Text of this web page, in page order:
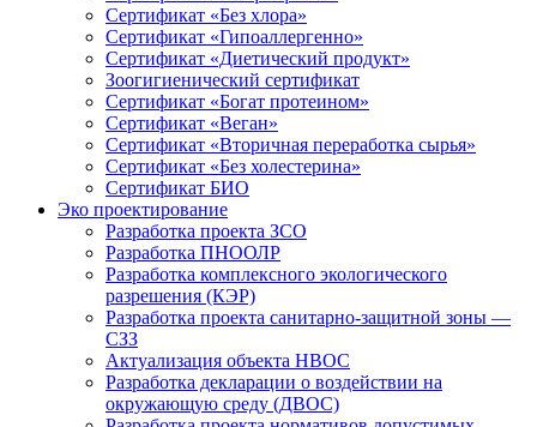
Сертификат «Без хлора»
Сертификат «Гипоаллергенно»
Сертификат «Диетический продукт»
Зоогигиенический сертификат
Сертификат «Богат протеином»
Сертификат «Веган»
Сертификат «Вторичная переработка сырья»
Сертификат «Без холестерина»
Сертификат БИО
Эко проектирование
Разработка проекта ЗСО
Разработка ПНООЛР
Разработка комплексного экологического
разрешения (КЭР)
Разработка проекта санитарно-защитной зоны —
СЗЗ
Актуализация объекта НВОС
Разработка декларации о воздействии на
окружающую среду (ДВОС)